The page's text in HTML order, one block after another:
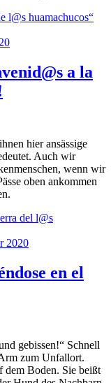
l@s huamachucos“
a la
hier ansässige
Auch wir
wenn wir
oben ankommen
del l@s
2020
en el
gebissen!“ Schnell
zum Unfallort.
dem Boden. Sie beißt